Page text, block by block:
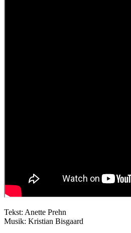
Tekst: Anette Prehn
Musik: Kristian Bisgaard